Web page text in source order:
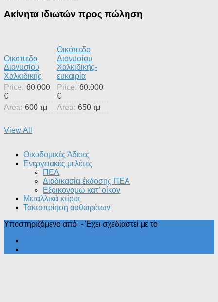
Ακίνητα ιδιωτών προς πώληση
Οικόπεδο
Διονυσίου
Χαλκιδικής
Price: 60.000
€
Area: 600 τμ
Οικόπεδο
Διονυσίου
Χαλκιδικής-
ευκαιρία
Price: 60.000
€
Area: 650 τμ
View All
Οικοδομικές Άδειες
Ενεργειακές μελέτες
ΠΕΑ
Διαδικασία έκδοσης ΠΕΑ
Εξοικονομώ κατ’ οίκoν
Μεταλλικά κτίρια
Τακτοποίηση αυθαιρέτων
Υποστηριζόμενο από - Έχει σχεδιαστεί με το